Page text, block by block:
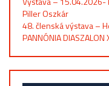
Piller Oszkár
48. členská výstava –
PANNÓNIA